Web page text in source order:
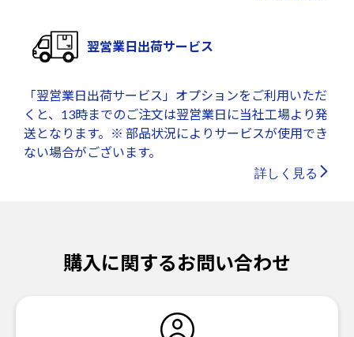
翌営業日出荷サービス
「翌営業日出荷サービス」オプションをご利用いただ
くと、13時までのご注文は翌営業日に当社工場より発
送となります。※ 部品状況によりサービスが使用でき
ない場合がございます。
詳しく見る
購入に関するお問い合わせ